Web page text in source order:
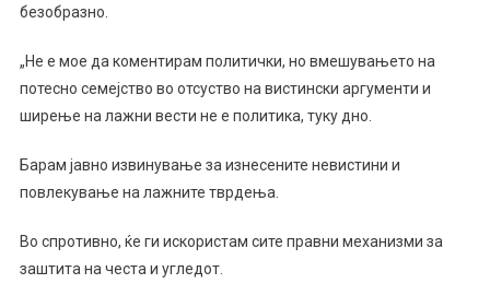
безобразно.
„Не е мое да коментирам политички, но вмешувањето на
потесно семејство во отсуство на вистински аргументи и
ширење на лажни вести не е политика, туку дно.
Барам јавно извинување за изнесените невистини и
повлекување на лажните тврдења.
Во спротивно, ќе ги искористам сите правни механизми за
заштита на честа и угледот.